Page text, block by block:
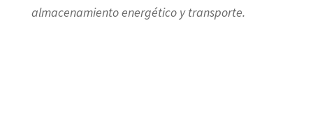
almacenamiento energético y transporte.